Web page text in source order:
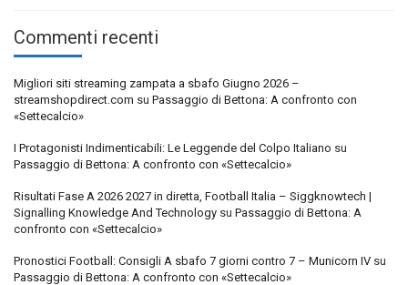
Commenti recenti
Migliori siti streaming zampata a sbafo Giugno 2026 –
streamshopdirect.com su Passaggio di Bettona: A confronto con
«Settecalcio»
I Protagonisti Indimenticabili: Le Leggende del Colpo Italiano su
Passaggio di Bettona: A confronto con «Settecalcio»
Risultati Fase A 2026 2027 in diretta, Football Italia – Siggknowtech |
Signalling Knowledge And Technology su Passaggio di Bettona: A
confronto con «Settecalcio»
Pronostici Football: Consigli A sbafo 7 giorni contro 7 – Municorn IV su
Passaggio di Bettona: A confronto con «Settecalcio»